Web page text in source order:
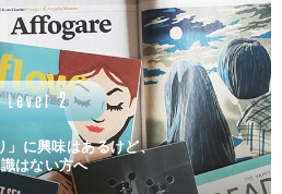
」に興味はあるけど、
はない方へ